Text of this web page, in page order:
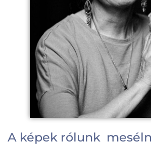
A képek rólunk